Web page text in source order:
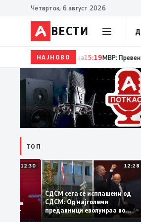
Четврток, 6 август 2026
ВЕСТИ
НАЈНОВО
15:20 Десет години од
ТОП
12:30
на
СДСМ сега се исплашени од
СДСМ: Од најголеми
предавници еволуираа во
најголеми патриоти